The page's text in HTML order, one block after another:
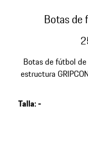
Botas
Botas de fútbol
estructura
Talla:-